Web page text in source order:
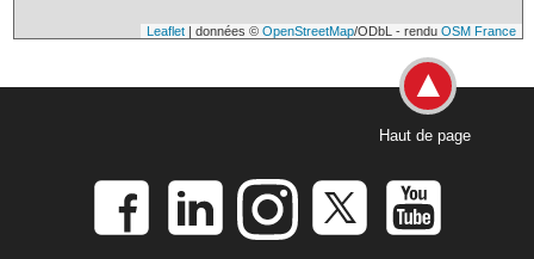
Leaflet| données © OpenStreetMap/ODbL - rendu OSM France
Haut de page